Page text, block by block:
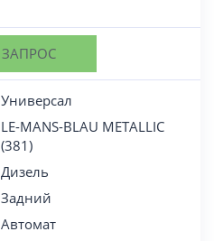
ЗАПРОС
Универсал
LE-MANS-BLAU METALLIC
(381)
Дизель
Задний
Автомат